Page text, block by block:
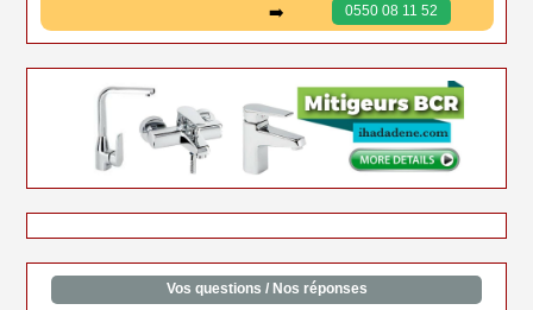
0550 08 11 52
➡️
Vos questions / Nos réponses